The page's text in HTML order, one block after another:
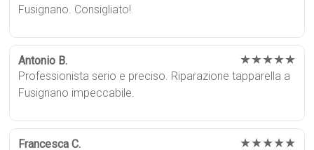
Fusignano. Consigliato!
Antonio B. ★★★★★
Professionista serio e preciso. Riparazione tapparella a
Fusignano impeccabile.
Francesca C. ★★★★★